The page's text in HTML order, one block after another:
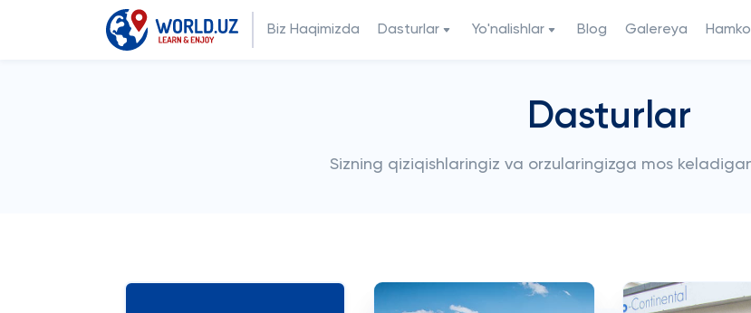
Biz Haqimizda Dasturlar Yo'nalishlar Blog Galereya
Dasturlar
Sizning qiziqishlaringiz va orzularingizga mos